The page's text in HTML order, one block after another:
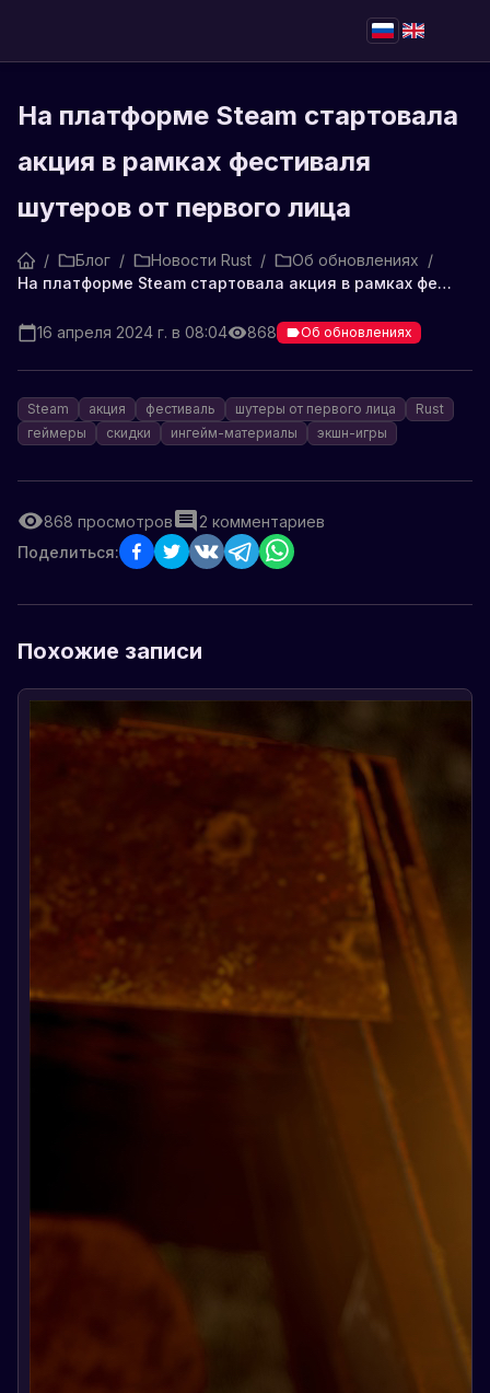
На платформе Steam стартовала
акция в рамках фестиваля
шутеров от первого лица
/ Блог / Новости Rust / Об обновлениях /
На платформе Steam стартовала акция в рамках фестиваля шутеров от первого лица
16 апреля 2024 г. в 08:04 868 Об обновлениях
Steam акция фестиваль шутеры от первого лица
Rust
геймеры
скидки ингейм-материалы экшн-игры
868 просмотров 2 комментариев
Поделиться:
Похожие записи